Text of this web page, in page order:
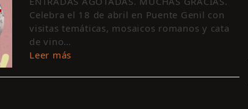
Celebra el 18 de abril en Puente Genil con
visitas temáticas, mosaicos romanos y cata
de vino…
Leer más